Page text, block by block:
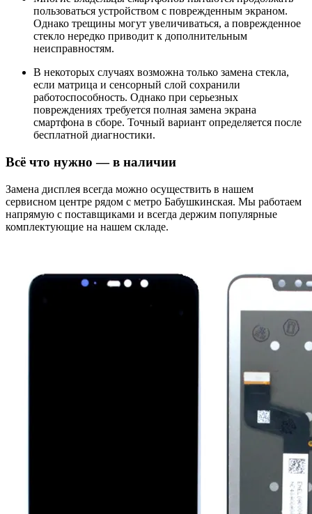
пользоваться устройством с поврежденным экраном.
Однако трещины могут увеличиваться, а поврежденное
стекло нередко приводит к дополнительным
неисправностям.
В некоторых случаях возможна только замена стекла,
если матрица и сенсорный слой сохранили
работоспособность. Однако при серьезных
повреждениях требуется полная замена экрана
смартфона в сборе. Точный вариант определяется после
бесплатной диагностики.
Всё что нужно — в наличии
Замена дисплея всегда можно осуществить в нашем
сервисном центре рядом с метро Бабушкинская. Мы работаем
напрямую с поставщиками и всегда держим популярные
комплектующие на нашем складе.